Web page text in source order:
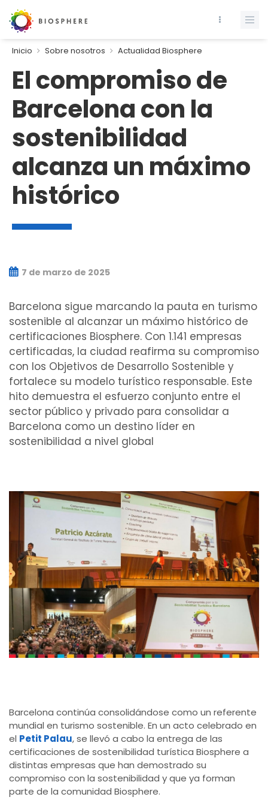
Inicio Sobre nosotros Actualidad Biosphere
El compromiso de
Barcelona con la
sostenibilidad
alcanza un máximo
histórico
7 de marzo de 2025
Barcelona sigue marcando la pauta en turismo
sostenible al alcanzar un máximo histórico de
certificaciones Biosphere. Con 1.141 empresas
certificadas, la ciudad reafirma su compromiso
con los Objetivos de Desarrollo Sostenible y
fortalece su modelo turístico responsable. Este
hito demuestra el esfuerzo conjunto entre el
sector público y privado para consolidar a
Barcelona como un destino líder en
sostenibilidad a nivel global
Barcelona continúa consolidándose como un referente
mundial en turismo sostenible. En un acto celebrado en
el Petit Palau, se llevó a cabo la entrega de las
certificaciones de sostenibilidad turística Biosphere a
distintas empresas que han demostrado su
compromiso con la sostenibilidad y que ya forman
parte de la comunidad Biosphere.